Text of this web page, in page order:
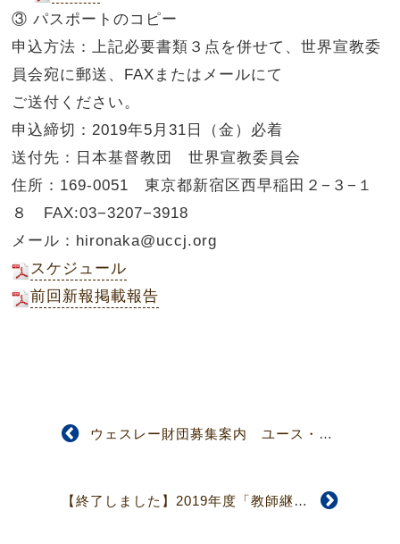
③ パスポートのコピー
申込方法：上記必要書類３点を併せて、世界宣教委
員会宛に郵送、FAXまたはメールにて
ご送付ください。
申込締切：2019年5月31日（金）必着
送付先：日本基督教団 世界宣教委員会
住所：169-0051 東京都新宿区西早稲田２−３−１
８ FAX:03−3207−3918
メール：hironaka@uccj.org
スケジュール
前回新報掲載報告
ウェスレー財団募集案内 ユース・サマーキャンプ in USA
【終了しました】2019年度「教師継続教育研修会」